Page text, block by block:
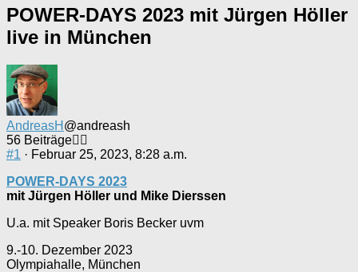
hier:
POWER-DAYS 2023 mit Jürgen Höller
live in München
AndreasH @andreash
56 Beiträge
#1 · Februar 25, 2023, 8:28 a.m.
POWER-DAYS 2023
mit Jürgen Höller und Mike Dierssen
U.a. mit Speaker Boris Becker uvm
9.-10. Dezember 2023
Olympiahalle, München